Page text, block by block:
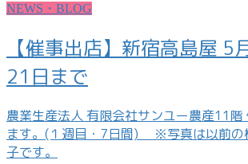
NEWS・BLOG
【催事出店】新宿高島屋 5
21日まで
農業生産法人 有限会社サンユー農産11階
ます。(１週目・7日間) ※写真は以前の
子です。